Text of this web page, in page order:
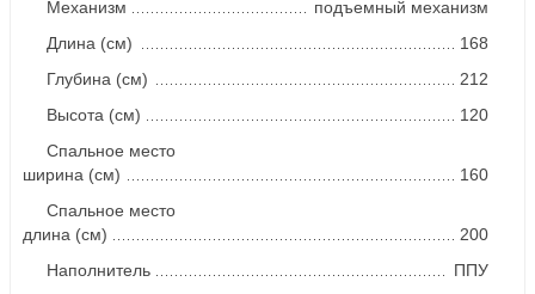
Механизм
подъемный механизм
Длина (см)
168
Глубина (см)
212
Высота (см)
120
Спальное место
ширина (см)
160
Спальное место
длина (см)
200
Наполнитель
ППУ